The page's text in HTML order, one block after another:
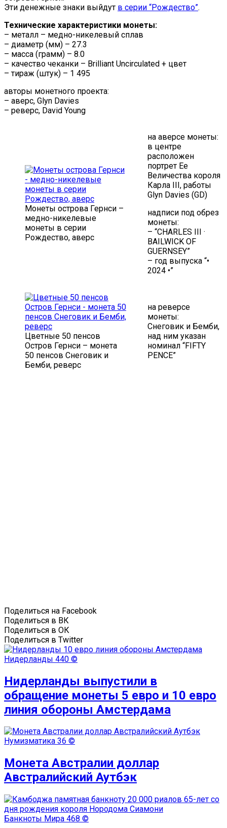
Эти денежные знаки выйдут в серии “Рождество”.
Технические характеристики монеты:
– металл – медно-никелевый сплав
– диаметр (мм) – 27.3
– масса (грамм) – 8.0
– качество чеканки – Brilliant Uncirculated + цвет
– тираж (штук) – 1 495
авторы монетного проекта:
– аверс, Glyn Davies
– реверс, David Young
Монеты острова Гернси –
медно-никелевые
монеты в серии
Рождество, аверс
на аверсе монеты:
в центре
расположен
портрет Ее
Величества короля
Карла III, работы
Glyn Davies (GD)
надписи под обрез
монеты:
– “CHARLES III ·
BAILWICK OF
GUERNSEY”
– год выпуска “•
2024 •”
Цветные 50 пенсов
Остров Гернси – монета
50 пенсов Снеговик и
Бемби, реверс
на реверсе
монеты:
Снеговик и Бемби,
над ним указан
номинал “FIFTY
PENCE”
Поделиться на Facebook
Поделиться в ВК
Поделиться в ОК
Поделиться в Twitter
Нидерланды 440 ©
Нидерланды выпустили в
обращение монеты 5 евро и 10 евро
линия обороны Амстердама
Нумизматика 36 ©
Монета Австралии доллар
Австралийский Аутбэк
Банкноты Мира 468 ©